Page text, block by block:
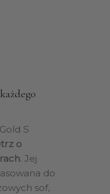
S
o
. Jej
do
sof,